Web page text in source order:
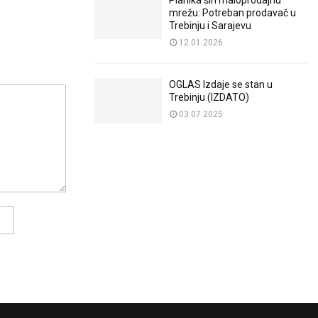
mrežu: Potreban prodavač u
Trebinju i Sarajevu
12.01.2026
OGLAS Izdaje se stan u
Trebinju (IZDATO)
03.07.2025